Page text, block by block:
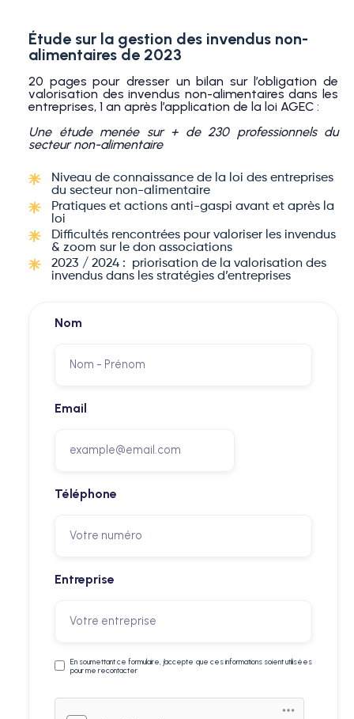
Nom
Email
Téléphone
Entreprise
En soumettant ce formulaire, j’accepte que ces informations soient utilisées
pour me recontacter
Étude sur la gestion des invendus non-
alimentaires de 2023
20 pages pour dresser un bilan sur l’obligation de
valorisation des invendus non-alimentaires dans les
entreprises, 1 an après l’application de la loi AGEC :
Une étude menée sur + de 230 professionnels du
secteur non-alimentaire
Niveau de connaissance de la loi des entreprises
du secteur non-alimentaire
Pratiques et actions anti-gaspi avant et après la
loi
Difficultés rencontrées pour valoriser les invendus
& zoom sur le don associations
2023 / 2024 : priorisation de la valorisation des
invendus dans les stratégies d’entreprises